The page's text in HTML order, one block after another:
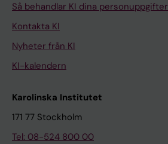
Så behandlar KI dina personuppgifter
Kontakta KI
Nyheter från KI
KI-kalendern
Karolinska Institutet
171 77 Stockholm
Tel: 08-524 800 00